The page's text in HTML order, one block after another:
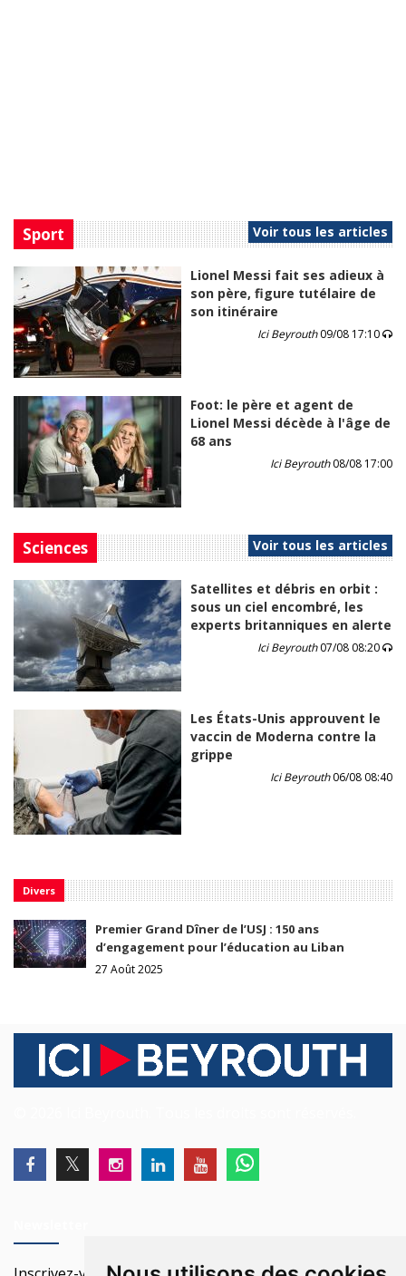
Sport Voir tous les articles
Lionel Messi fait ses adieux à
son père, figure tutélaire de
son itinéraire
Ici Beyrouth09/08 17:10
Foot: le père et agent de
Lionel Messi décède à l'âge de
68 ans
Ici Beyrouth08/08 17:00
Sciences Voir tous les articles
Satellites et débris en orbit :
sous un ciel encombré, les
experts britanniques en alerte
Ici Beyrouth07/08 08:20
Les États-Unis approuvent le
vaccin de Moderna contre la
grippe
Ici Beyrouth06/08 08:40
Divers
Premier Grand Dîner de l’USJ : 150 ans
d’engagement pour l’éducation au Liban
27 Août 2025